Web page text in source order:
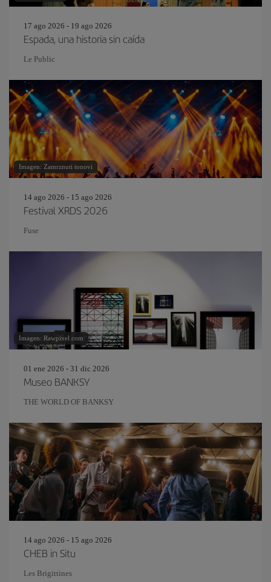
17 ago 2026 - 19 ago 2026
Espada, una historia sin caída
Le Public
Imagen: Zamrznuti tonovi
14 ago 2026 - 15 ago 2026
Festival XRDS 2026
Fuse
Imagen: Rawpixel.com
01 ene 2026 - 31 dic 2026
Museo BANKSY
THE WORLD OF BANKSY
14 ago 2026 - 15 ago 2026
CHEB in Situ
Les Brigittines